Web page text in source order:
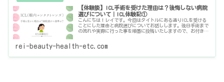
【体験談】ICL手術を受けた理由は？後悔しない病院
選びについて｜ICL体験記①
こんにちは！レイです。今回はタイトルにある通りICLを受ける
ことにした理由と病院選びについてお話しします。後日手術まで
の流れや実際に行った事を順番に投稿いたしますので、お付き合
rei-beauty-health-etc.com